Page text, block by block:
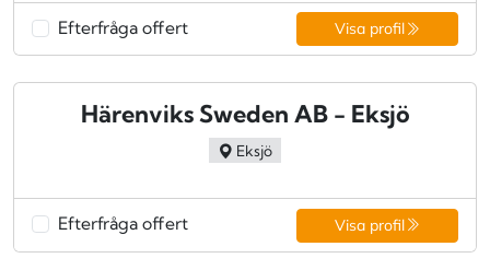
Efterfråga offert Visa profil
Härenviks Sweden AB - Eksjö
Eksjö
Efterfråga offert Visa profil